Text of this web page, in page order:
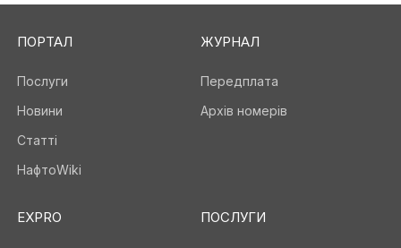
ПОРТАЛ
Послуги
Новини
Статті
НафтоWiki
ЖУРНАЛ
Передплата
Архів номерів
EXPRO ПОСЛУГИ